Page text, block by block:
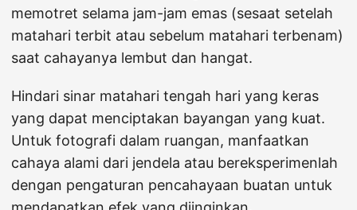
memotret selama jam-jam emas (sesaat setelah
matahari terbit atau sebelum matahari terbenam)
saat cahayanya lembut dan hangat.
Hindari sinar matahari tengah hari yang keras
yang dapat menciptakan bayangan yang kuat.
Untuk fotografi dalam ruangan, manfaatkan
cahaya alami dari jendela atau bereksperimenlah
dengan pengaturan pencahayaan buatan untuk